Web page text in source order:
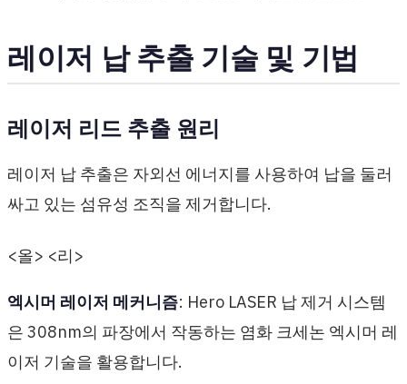
레이저 납 추출 기술 및 기법
레이저 리드 추출 원리
레이저 납 추출은 자외선 에너지를 사용하여 납을 둘러
싸고 있는 섬유성 조직을 제거합니다.
<올> <리>
엑시머 레이저 메커니즘: Hero LASER 납 제거 시스템
은 308nm의 파장에서 작동하는 염화 크세논 엑시머 레
이저 기술을 활용합니다.